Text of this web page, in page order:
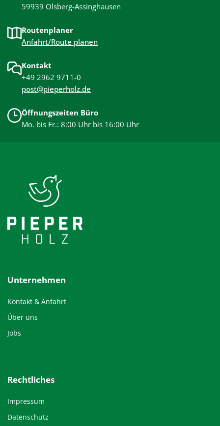
59939 Olsberg-Assinghausen
Routenplaner
Anfahrt/Route planen
Kontakt
+49 2962 9711-0
post@pieperholz.de
Öffnungszeiten Büro
Mo. bis Fr.: 8:00 Uhr bis 16:00 Uhr
Unternehmen
Kontakt & Anfahrt
Über uns
Jobs
Rechtliches
Impressum
Datenschutz